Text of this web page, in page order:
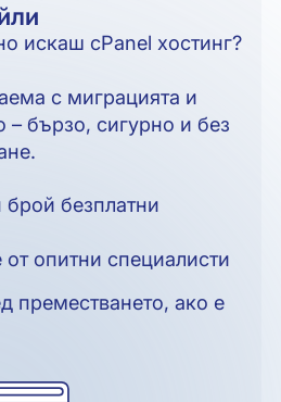
искаш cPanel хостинг?
с миграцията и
– бързо, сигурно и без
безплатни
опитни специалисти
преместването, ако е